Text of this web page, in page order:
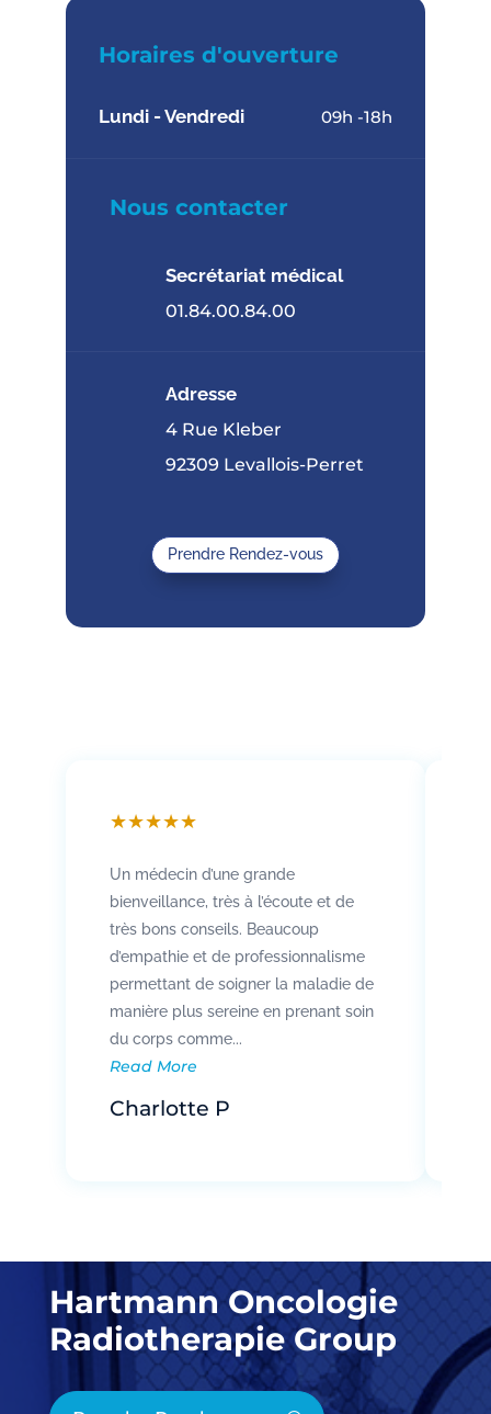
Horaires d'ouverture
Lundi - Vendredi 09h -18h
Nous contacter
Secrétariat médical
01.84.00.84.00
Adresse
4 Rue Kleber
92309 Levallois-Perret
Prendre Rendez-vous
★★★★★
Un médecin d’une grande
bienveillance, très à l’écoute et de
très bons conseils. Beaucoup
d’empathie et de professionnalisme
permettant de soigner la maladie de
manière plus sereine en prenant soin
du corps comme...
Read More
Charlotte P
Hartmann Oncologie
Radiotherapie Group